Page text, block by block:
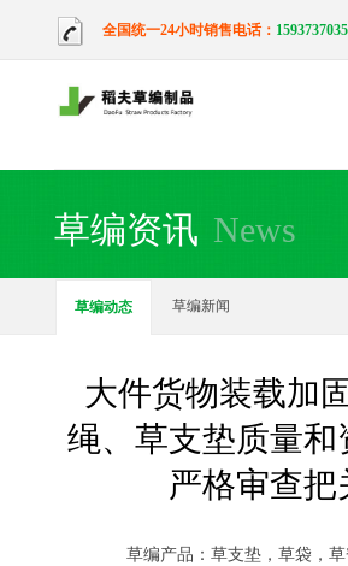
全国统一24小时销售电话：
草编资讯 News
草编动态 草编新闻
大件货物装载加
绳、草支垫质量和
严格审查把
草编产品：草支垫，草袋，